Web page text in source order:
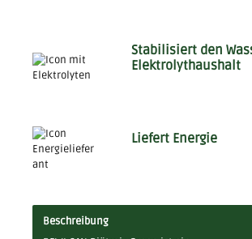
Stabilisiert den
Elektrolythaushalt
Liefert Energie
Beschreibung